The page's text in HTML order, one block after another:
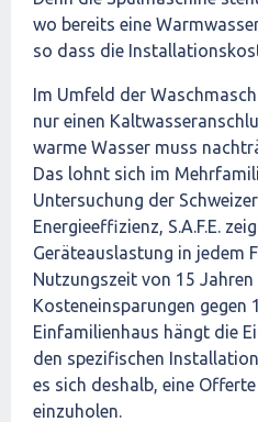
wo bereits eine
so dass die
Im Umfeld der
nur einen
warme Wasser muss
Das lohnt sich im
Untersuchung der
Energieeffizienz, S.A.F.E.
Geräteauslastung in jedem
Nutzungszeit von 15
Kosteneinsparungen gegen
Einfamilienhaus hängt die
den spezifischen
es sich deshalb, eine
einzuholen.